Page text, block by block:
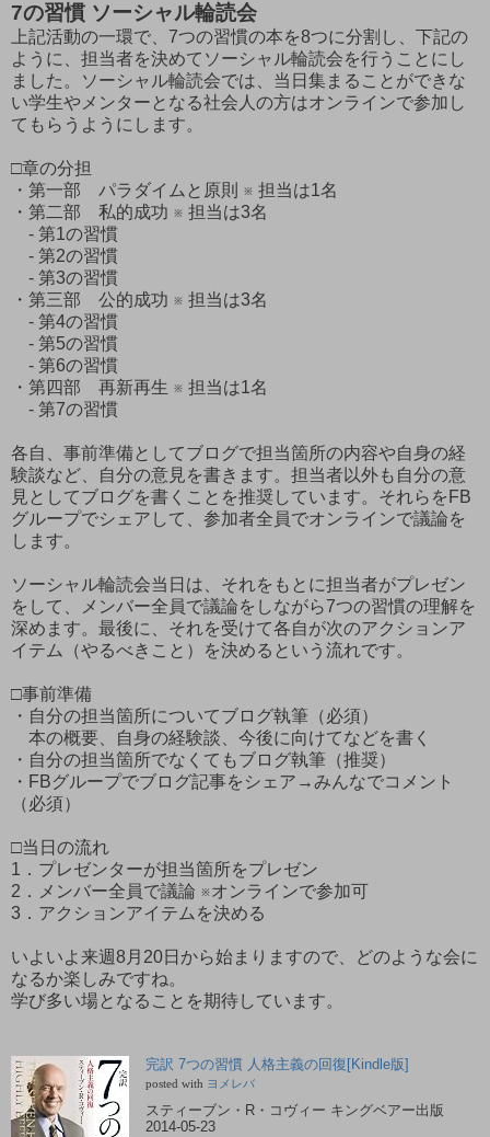
7の習慣 ソーシャル輪読会
上記活動の一環で、7つの習慣の本を8つに分割し、下記の
ように、担当者を決めてソーシャル輪読会を行うことにし
ました。ソーシャル輪読会では、当日集まることができな
い学生やメンターとなる社会人の方はオンラインで参加し
てもらうようにします。
□章の分担
・第一部 パラダイムと原則 ※ 担当は1名
・第二部 私的成功 ※ 担当は3名
- 第1の習慣
- 第2の習慣
- 第3の習慣
・第三部 公的成功 ※ 担当は3名
- 第4の習慣
- 第5の習慣
- 第6の習慣
・第四部 再新再生 ※ 担当は1名
- 第7の習慣
各自、事前準備としてブログで担当箇所の内容や自身の経
験談など、自分の意見を書きます。担当者以外も自分の意
見としてブログを書くことを推奨しています。それらをFB
グループでシェアして、参加者全員でオンラインで議論を
します。
ソーシャル輪読会当日は、それをもとに担当者がプレゼン
をして、メンバー全員で議論をしながら7つの習慣の理解を
深めます。最後に、それを受けて各自が次のアクションア
イテム（やるべきこと）を決めるという流れです。
□事前準備
・自分の担当箇所についてブログ執筆（必須）
本の概要、自身の経験談、今後に向けてなどを書く
・自分の担当箇所でなくてもブログ執筆（推奨）
・FBグループでブログ記事をシェア→みんなでコメント
（必須）
□当日の流れ
1．プレゼンターが担当箇所をプレゼン
2．メンバー全員で議論 ※オンラインで参加可
3．アクションアイテムを決める
いよいよ来週8月20日から始まりますので、どのような会に
なるか楽しみですね。
学び多い場となることを期待しています。
完訳 7つの習慣 人格主義の回復[Kindle版]
posted with ヨメレバ
スティーブン・R・コヴィー キングベアー出版
2014-05-23